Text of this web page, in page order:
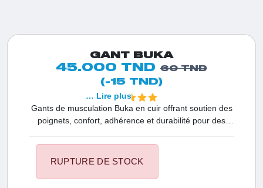
GANT BUKA
45.000 TND 60 TND
(-15 TND)
Gants de musculation Buka en cuir offrant soutien des
poignets, confort, adhérence et durabilité pour des
… Lire plus
RUPTURE DE STOCK